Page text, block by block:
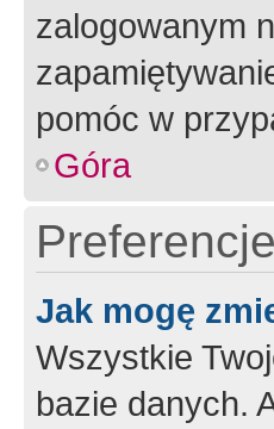
zalogowanym
pomóc w
Góra
Jak mogę
Wszystkie
bazie danych.